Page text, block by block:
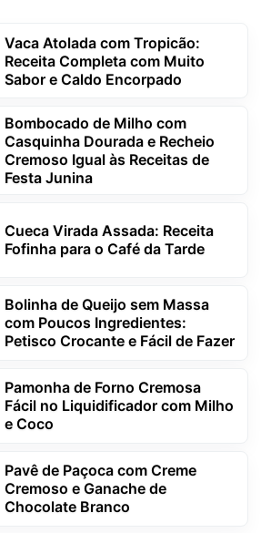
Vaca Atolada com Tropicão:
Receita Completa com Muito
Sabor e Caldo Encorpado
Bombocado de Milho com
Casquinha Dourada e Recheio
Cremoso Igual às Receitas de
Festa Junina
Cueca Virada Assada: Receita
Fofinha para o Café da Tarde
Bolinha de Queijo sem Massa
com Poucos Ingredientes:
Petisco Crocante e Fácil de Fazer
Pamonha de Forno Cremosa
Fácil no Liquidificador com Milho
e Coco
Pavê de Paçoca com Creme
Cremoso e Ganache de
Chocolate Branco